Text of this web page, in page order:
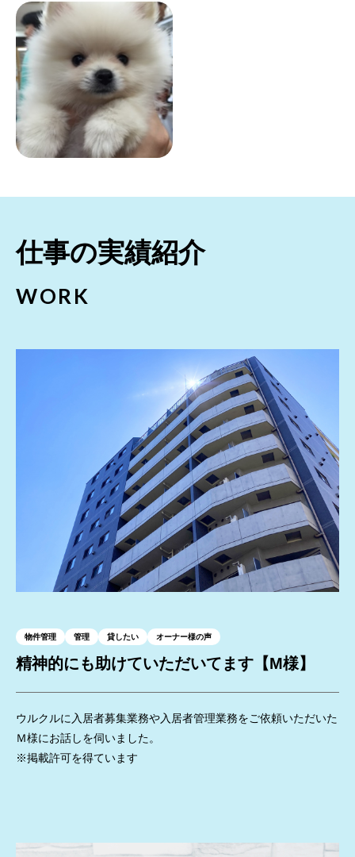
仕事の実績紹介
WORK
物件管理 管理 貸したい オーナー様の声
精神的にも助けていただいてます【M様】
ウルクルに入居者募集業務や入居者管理業務をご依頼いただいた
Ｍ様にお話しを伺いました。
※掲載許可を得ています